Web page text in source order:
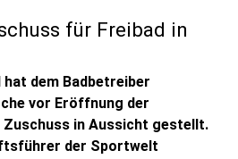
für Freibad in
dem Badbetreiber
vor Eröffnung der
Zuschuss in Aussicht gestellt.
der Sportwelt